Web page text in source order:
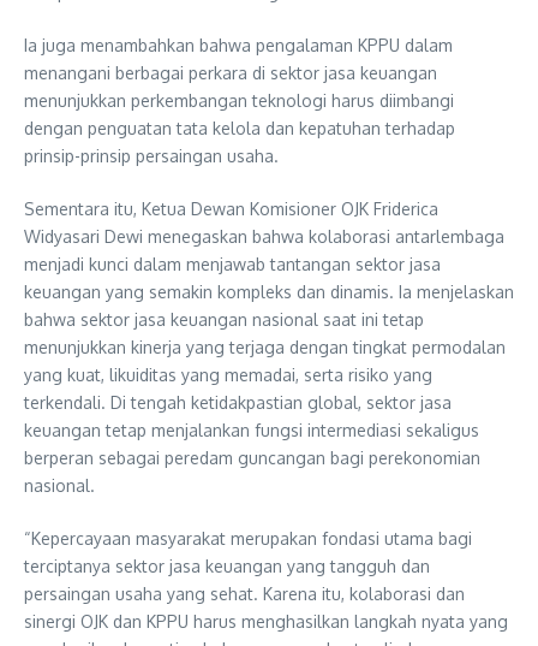
Ia juga menambahkan bahwa pengalaman KPPU dalam
menangani berbagai perkara di sektor jasa keuangan
menunjukkan perkembangan teknologi harus diimbangi
dengan penguatan tata kelola dan kepatuhan terhadap
prinsip-prinsip persaingan usaha.
Sementara itu, Ketua Dewan Komisioner OJK Friderica
Widyasari Dewi menegaskan bahwa kolaborasi antarlembaga
menjadi kunci dalam menjawab tantangan sektor jasa
keuangan yang semakin kompleks dan dinamis. Ia menjelaskan
bahwa sektor jasa keuangan nasional saat ini tetap
menunjukkan kinerja yang terjaga dengan tingkat permodalan
yang kuat, likuiditas yang memadai, serta risiko yang
terkendali. Di tengah ketidakpastian global, sektor jasa
keuangan tetap menjalankan fungsi intermediasi sekaligus
berperan sebagai peredam guncangan bagi perekonomian
nasional.
“Kepercayaan masyarakat merupakan fondasi utama bagi
terciptanya sektor jasa keuangan yang tangguh dan
persaingan usaha yang sehat. Karena itu, kolaborasi dan
sinergi OJK dan KPPU harus menghasilkan langkah nyata yang